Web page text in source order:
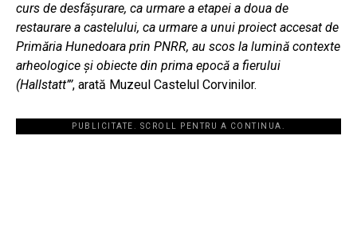
curs de desfășurare, ca urmare a etapei a doua de
restaurare a castelului, ca urmare a unui proiect accesat de
Primăria Hunedoara prin PNRR, au scos la lumină contexte
arheologice și obiecte din prima epocă a fierului
(Hallstatt”’, arată Muzeul Castelul Corvinilor.
PUBLICITATE. SCROLL PENTRU A CONTINUA.